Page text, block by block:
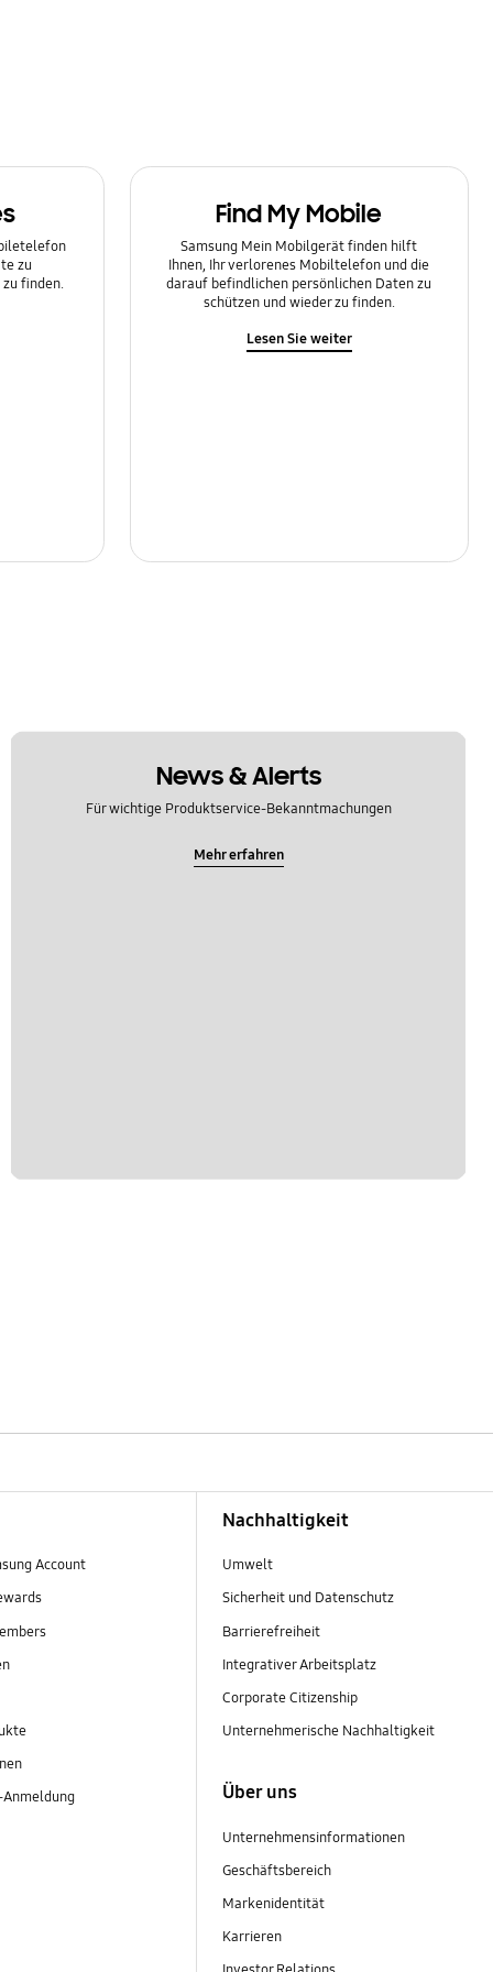
zu
finden.
Find My Mobile
Samsung Mein Mobilgerät finden hilft
Ihnen, Ihr verlorenes Mobiltelefon und die
darauf befindlichen persönlichen Daten zu
schützen und wieder zu finden.
Lesen Sie weiter
News & Alerts
Für wichtige Produktservice-Bekanntmachungen
Mehr erfahren
Account
Nachhaltigkeit
Umwelt
Sicherheit und Datenschutz
Barrierefreiheit
Integrativer Arbeitsplatz
Corporate Citizenship
Unternehmerische Nachhaltigkeit
Über uns
Unternehmensinformationen
Geschäftsbereich
Markenidentität
Karrieren